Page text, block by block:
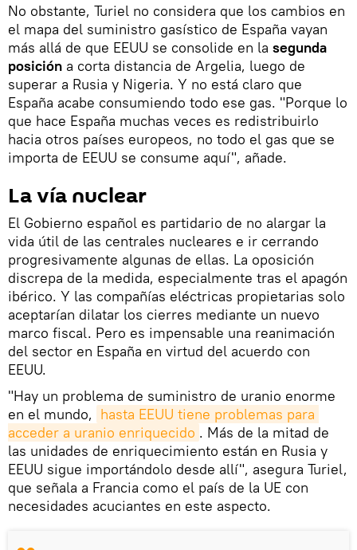
No obstante, Turiel no considera que los cambios en
el mapa del suministro gasístico de España vayan
más allá de que EEUU se consolide en la segunda
posición a corta distancia de Argelia, luego de
superar a Rusia y Nigeria. Y no está claro que
España acabe consumiendo todo ese gas. "Porque lo
que hace España muchas veces es redistribuirlo
hacia otros países europeos, no todo el gas que se
importa de EEUU se consume aquí", añade.
La vía nuclear
El Gobierno español es partidario de no alargar la
vida útil de las centrales nucleares e ir cerrando
progresivamente algunas de ellas. La oposición
discrepa de la medida, especialmente tras el apagón
ibérico. Y las compañías eléctricas propietarias solo
aceptarían dilatar los cierres mediante un nuevo
marco fiscal. Pero es impensable una reanimación
del sector en España en virtud del acuerdo con
EEUU.
"Hay un problema de suministro de uranio enorme
en el mundo, hasta EEUU tiene problemas para
acceder a uranio enriquecido . Más de la mitad de
las unidades de enriquecimiento están en Rusia y
EEUU sigue importándolo desde allí", asegura Turiel,
que señala a Francia como el país de la UE con
necesidades acuciantes en este aspecto.